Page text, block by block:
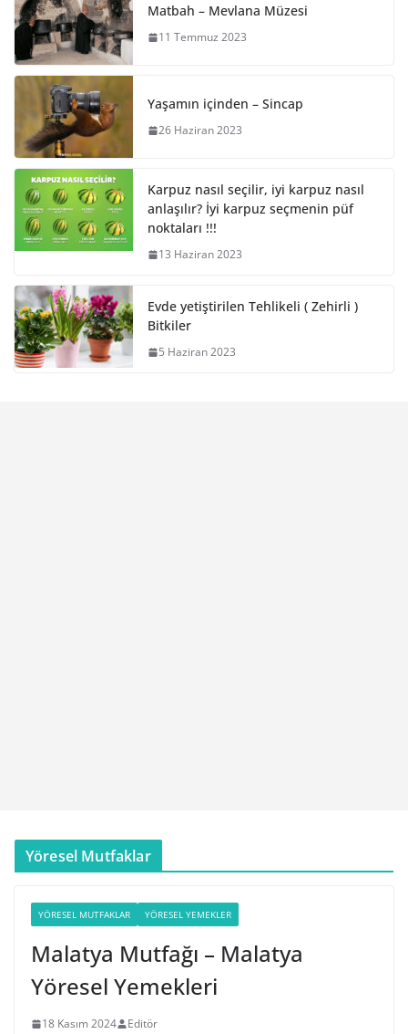
Matbah – Mevlana Müzesi
11 Temmuz 2023
Yaşamın içinden – Sincap
26 Haziran 2023
Karpuz nasıl seçilir, iyi karpuz nasıl
anlaşılır? İyi karpuz seçmenin püf
noktaları !!!
13 Haziran 2023
Evde yetiştirilen Tehlikeli ( Zehirli )
Bitkiler
5 Haziran 2023
Yöresel Mutfaklar
YÖRESEL MUTFAKLAR YÖRESEL YEMEKLER
Malatya Mutfağı – Malatya
Yöresel Yemekleri
18 Kasım 2024 Editör